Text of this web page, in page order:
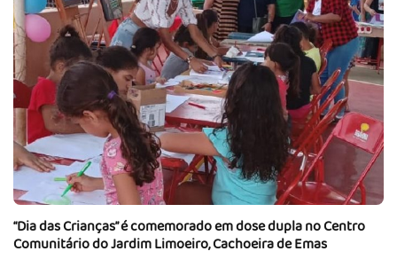
“Dia das Crianças” é comemorado em dose dupla no Centro
Comunitário do Jardim Limoeiro, Cachoeira de Emas